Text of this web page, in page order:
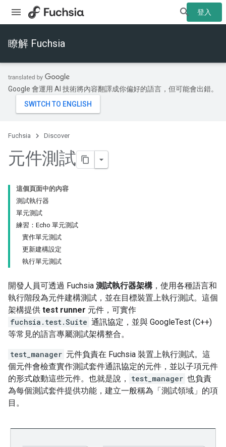
登入
瞭解 Fuchsia
Google 會運用 AI 技術將內容翻譯成你偏好的語言，但可能會出錯。
Fuchsia Discover
元件測試
這個頁面中的內容
測試執行器
單元測試
練習：Echo 單元測試
實作單元測試
更新建構設定
執行單元測試
開發人員可透過 Fuchsia 測試執行器架構 ，使用各種語言和
執行階段為元件建構測試，並在目標裝置上執行測試。這個
架構提供 test runner 元件，可實作
fuchsia.test.Suite 通訊協定，並與 GoogleTest (C++)
等常見的語言專屬測試架構整合。
test_manager 元件負責在 Fuchsia 裝置上執行測試。這
個元件會檢查實作測試套件通訊協定的元件，並以子項元件
的形式啟動這些元件。也就是說，
test_manager 也負責
為每個測試套件提供功能，建立一般稱為「測試領域」 的項
目。